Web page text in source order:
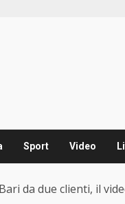
Sport Video
da due clienti, il